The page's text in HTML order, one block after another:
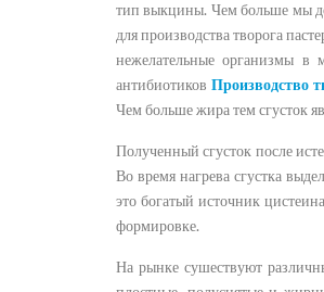
тип выкцины. Чем больше мы
для производства творога
нежелательные организмы
антибиотиковПроизводство
Чем больше жира тем сгусток
Полученный сгусток после
Во время нагрева сгустка
это богатый источник
формировке.
На рынке сушествуют